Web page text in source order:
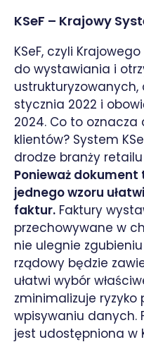
KSeF – Krajowy
KSeF, czyli
do wystawiania i
ustrukturyzowanych,
stycznia 2022 i
2024. Co to
klientów? System
drodze branży
Ponieważ dokument
jednego wzoru
faktur. Faktury
przechowywane w
nie ulegnie
rządowy będzie
ułatwi wybór
zminimalizuje ryzyko
wpisywaniu danych.
jest udostępniona w